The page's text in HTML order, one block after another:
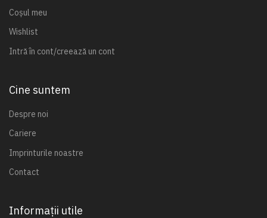
Coșul meu
Wishlist
Intră în cont/creează un cont
Cine suntem
Despre noi
Cariere
Imprinturile noastre
Contact
Informații utile